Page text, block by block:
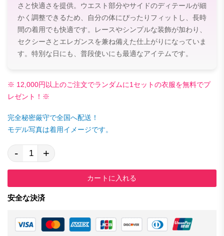
さと快適さを提供。ウエスト部分やサイドのディテールが細
かく調整できるため、自分の体にぴったりフィットし、長時
間の着用でも快適です。レースやシンプルな装飾が加わり、
セクシーさとエレガンスを兼ね備えた仕上がりになっていま
す。特別な日にも、普段使いにも最適なアイテムです。
※ 12,000円以上のご注文でランダムに1セットの衣服を無料でプ
レゼント！※
完全秘密厳守で全国へ配送！
モデル写真は着用イメージです。
- +
カートに入れる
安全な決済